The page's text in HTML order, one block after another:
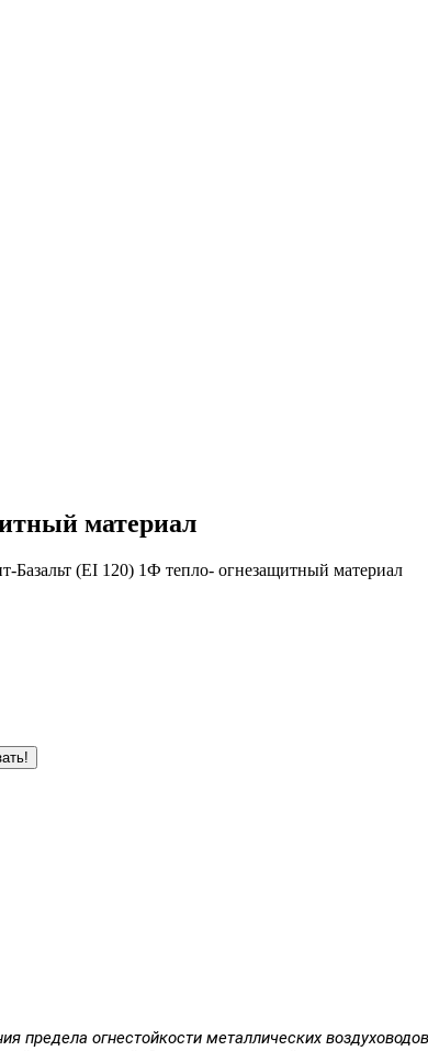
материал
Базaльт (EI 120) 1Ф тепло- огнезащитный материал
предела огнестойкости металлических